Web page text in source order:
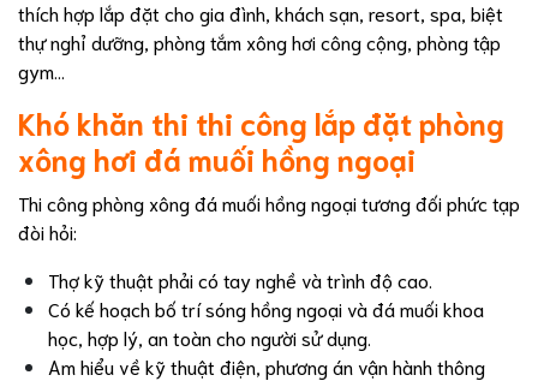
thích hợp lắp đặt cho gia đình, khách sạn, resort, spa, biệt
thự nghỉ dưỡng, phòng tắm xông hơi công cộng, phòng tập
gym…
Khó khăn thi thi công lắp đặt phòng
xông hơi đá muối hồng ngoại
Thi công phòng xông đá muối hồng ngoại tương đối phức tạp
đòi hỏi:
Thợ kỹ thuật phải có tay nghề và trình độ cao.
Có kế hoạch bố trí sóng hồng ngoại và đá muối khoa
học, hợp lý, an toàn cho người sử dụng.
Am hiểu về kỹ thuật điện, phương án vận hành thông